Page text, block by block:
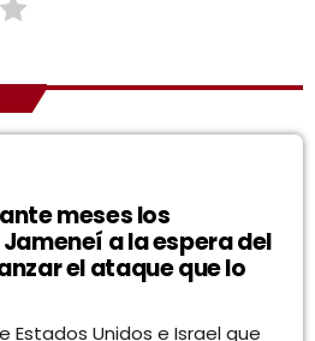
meses los
a la espera del
el ataque que lo
Estados Unidos e Israel que